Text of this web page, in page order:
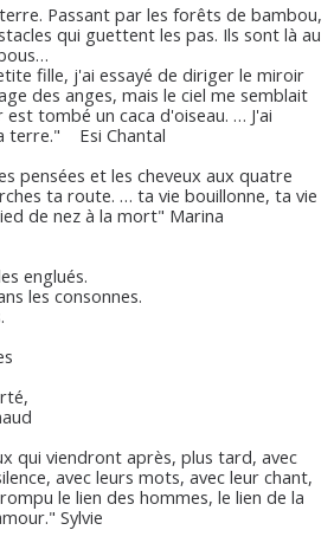
Passant par les forêts de bambou,
qui guettent les pas. Ils sont là au
fille, j'ai essayé de diriger le miroir
des anges, mais le ciel me semblait
tombé un caca d'oiseau. … J'ai
terre." Esi Chantal
pensées et les cheveux aux quatre
ta route. … ta vie bouillonne, ta vie
de nez à la mort" Marina
englués.
les consonnes.
qui viendront après, plus tard, avec
avec leurs mots, avec leur chant,
le lien des hommes, le lien de la
Sylvie